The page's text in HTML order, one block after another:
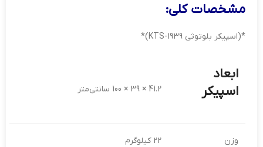
مشخصات کلی:
*(اسپیکر بلوتوثی KTS-1939)*
ابعاد
اسپیکر
41.2 × 39 × 100 سانتی‌متر
وزن 22 کیلوگرم